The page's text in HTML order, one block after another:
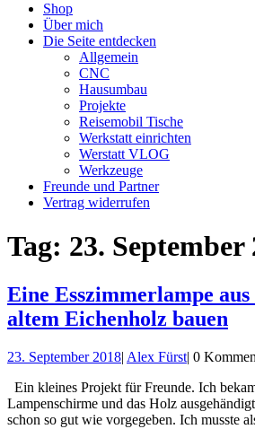
Shop
Über mich
Die Seite entdecken
Allgemein
CNC
Hausumbau
Projekte
Reisemobil Tische
Werkstatt einrichten
Werstatt VLOG
Werkzeuge
Freunde und Partner
Vertrag widerrufen
Button
Tag: 23. September
Eine Esszimmerlampe aus
altem Eichenholz bauen
23. September 201823.
2018
| Alex FürstAlex
| 0
Ein kleines Projekt für Freunde. Ich
Lampenschirme und das Holz
schon so gut wie vorgegeben. Ich musste